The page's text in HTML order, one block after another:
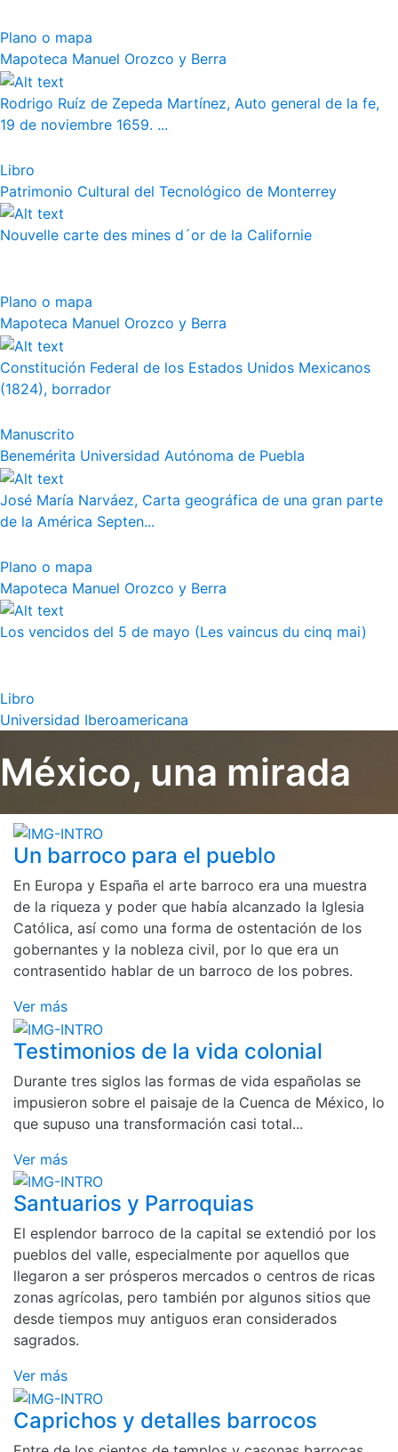
Plano o mapa
Mapoteca Manuel Orozco y Berra
Rodrigo Ruíz de Zepeda Martínez, Auto general de la fe,
19 de noviembre 1659. ...
Libro
Patrimonio Cultural del Tecnológico de Monterrey
Nouvelle carte des mines d´or de la Californie
Plano o mapa
Mapoteca Manuel Orozco y Berra
Constitución Federal de los Estados Unidos Mexicanos
(1824), borrador
Manuscrito
Benemérita Universidad Autónoma de Puebla
José María Narváez, Carta geográfica de una gran parte
de la América Septen...
Plano o mapa
Mapoteca Manuel Orozco y Berra
Los vencidos del 5 de mayo (Les vaincus du cinq mai)
Libro
Universidad Iberoamericana
México, una mirada
Un barroco para el pueblo
En Europa y España el arte barroco era una muestra
de la riqueza y poder que había alcanzado la Iglesia
Católica, así como una forma de ostentación de los
gobernantes y la nobleza civil, por lo que era un
contrasentido hablar de un barroco de los pobres.
Ver más
Testimonios de la vida colonial
Durante tres siglos las formas de vida españolas se
impusieron sobre el paisaje de la Cuenca de México, lo
que supuso una transformación casi total...
Ver más
Santuarios y Parroquias
El esplendor barroco de la capital se extendió por los
pueblos del valle, especialmente por aquellos que
llegaron a ser prósperos mercados o centros de ricas
zonas agrícolas, pero también por algunos sitios que
desde tiempos muy antiguos eran considerados
sagrados.
Ver más
Caprichos y detalles barrocos